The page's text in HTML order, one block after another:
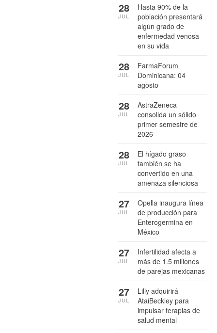
Hasta 90% de la
población presentará
algún grado de
enfermedad venosa
en su vida
28
JUL
FarmaForum
Dominicana: 04
agosto
28
JUL
AstraZeneca
consolida un sólido
primer semestre de
2026
28
JUL
El hígado graso
también se ha
convertido en una
amenaza silenciosa
28
JUL
Opella inaugura línea
de producción para
Enterogermina en
México
27
JUL
Infertilidad afecta a
más de 1.5 millones
de parejas mexicanas
27
JUL
Lilly adquirirá
AtaiBeckley para
impulsar terapias de
salud mental
27
JUL